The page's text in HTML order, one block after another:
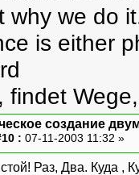
why we do
is either
findet
создание
: 07-11-2003 11:32 »
стой! Раз, Два. Куда ,